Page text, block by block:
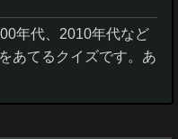
年代、2010年代など
あてるクイズです。あ